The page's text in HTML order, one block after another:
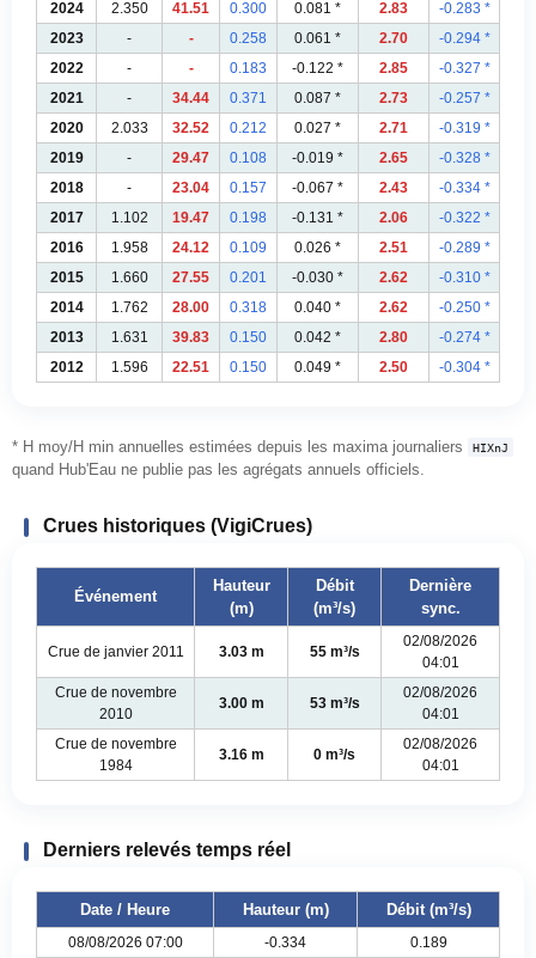
2024 2.350 41.51 0.300 0.081 * 2.83
-0.283 *
2023
- - 0.258 0.061 * 2.70
-0.294 *
2022
- - 0.183 -0.122 * 2.85
-0.327 *
2021
- 34.44 0.371 0.087 * 2.73
-0.257 *
2020
2.033 32.52 0.212 0.027 * 2.71
-0.319 *
2019
- 29.47 0.108 -0.019 * 2.65
-0.328 *
2018
- 23.04 0.157 -0.067 * 2.43
-0.334 *
2017
1.102 19.47 0.198 -0.131 * 2.06
-0.322 *
2016
1.958 24.12 0.109 0.026 * 2.51
-0.289 *
2015
1.660 27.55 0.201 -0.030 * 2.62
-0.310 *
2014
1.762 28.00 0.318 0.040 * 2.62
-0.250 *
2013
1.631 39.83 0.150 0.042 * 2.80
-0.274 *
2012
1.596 22.51 0.150 0.049 * 2.50 -0.304 *
* H moy/H min annuelles estimées depuis les maxima journaliers HIXnJ
quand Hub'Eau ne publie pas les agrégats annuels officiels.
Crues historiques (VigiCrues)
Événement
Hauteur
(m)
Débit
(m³/s)
Dernière
sync.
Crue de janvier 2011 3.03 m 55 m³/s
02/08/2026
04:01
Crue de novembre
2010
3.00 m 53 m³/s
02/08/2026
04:01
Crue de novembre
1984
3.16 m 0 m³/s
02/08/2026
04:01
Derniers relevés temps réel
Date / Heure Hauteur (m) Débit (m³/s)
08/08/2026 07:00 -0.334
0.189